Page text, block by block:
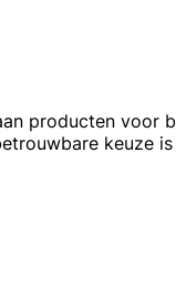
producten voor
keuze